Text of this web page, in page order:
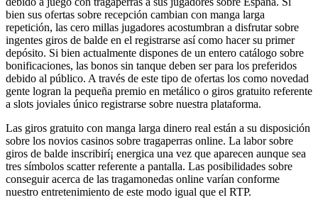
bien sus ofertas sobre recepción cambian con manga larga
repetición, las cero millas jugadores acostumbran a disfrutar sobre
ingentes giros de balde en el registrarse así­ como hacer su primer
depósito. Si bien actualmente dispones de un entero catálogo sobre
bonificaciones, las bonos sin tanque deben ser para los preferidos
debido al público. A través de este tipo de ofertas los como novedad
gente logran la pequeña premio en metálico o giros gratuito referente
a slots joviales único registrarse sobre nuestra plataforma.
Las giros gratuito con manga larga dinero real están a su disposición
sobre los novios casinos sobre tragaperras online. La labor sobre
giros de balde inscribirí¡ energica una vez que aparecen aunque sea
tres símbolos scatter referente a pantalla. Las posibilidades sobre
conseguir acerca de las tragamonedas online varían conforme
nuestro entretenimiento de este modo­ igual que el RTP.